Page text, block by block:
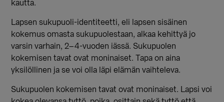
kautta.
Lapsen sukupuoli-identiteetti, eli lapsen sisäinen
kokemus omasta sukupuolestaan, alkaa kehittyä jo
varsin varhain, 2–4-vuoden iässä. Sukupuolen
kokemisen tavat ovat moninaiset. Tapa on aina
yksilöllinen ja se voi olla läpi elämän vaihteleva.
Sukupuolen kokemisen tavat ovat moninaiset. Lapsi voi